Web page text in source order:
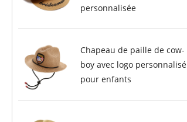
personnalisée
Chapeau de paille de cow-
boy avec logo personnalisé
pour enfants